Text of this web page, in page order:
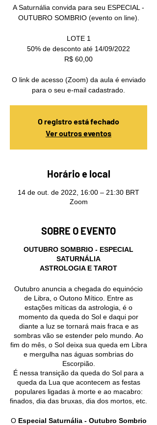
A Saturnália convida para seu ESPECIAL -
OUTUBRO SOMBRIO (evento on line).
LOTE 1
50% de desconto até 14/09/2022
R$ 60,00
O link de acesso (Zoom) da aula é enviado
para o seu e-mail cadastrado.
O registro está fechado
Ver outros eventos
Horário e local
14 de out. de 2022, 16:00 – 21:30 BRT
Zoom
SOBRE O EVENTO
OUTUBRO SOMBRIO - ESPECIAL
SATURNÁLIA
ASTROLOGIA E TAROT
Outubro anuncia a chegada do equinócio
de Libra, o Outono Mítico. Entre as
estações míticas da astrologia, é o
momento da queda do Sol e daqui por
diante a luz se tornará mais fraca e as
sombras vão se estender pelo mundo. Ao
fim do mês, o Sol deixa sua queda em Libra
e mergulha nas águas sombrias do
Escorpião.
É nessa transição da queda do Sol para a
queda da Lua que acontecem as festas
populares ligadas à morte e ao macabro:
finados, dia das bruxas, dia dos mortos, etc.
OEspecial Saturnália - Outubro Sombrio